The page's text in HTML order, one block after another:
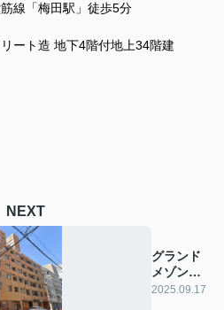
「梅田駅」徒歩5分
ト造 地下4階付地上34階建
NEXT
グランド
メゾン船
場
2025.09.17